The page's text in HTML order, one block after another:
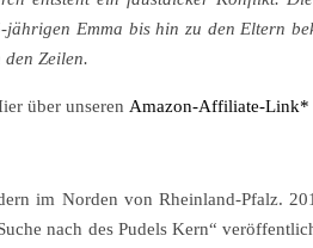
Emma bis hin zu den Eltern
Zeilen.
über unseren Amazon-Affiliate-Link*
im Norden von Rheinland-Pfalz.
nach des Pudels Kern“